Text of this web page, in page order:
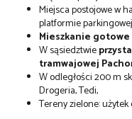
Miejsca postojowe w
platformie
Mieszkanie
W sąsiedztwie
tramwajowej
W odległości 200 m
Drogeria, Tedi,
Tereny zielone: